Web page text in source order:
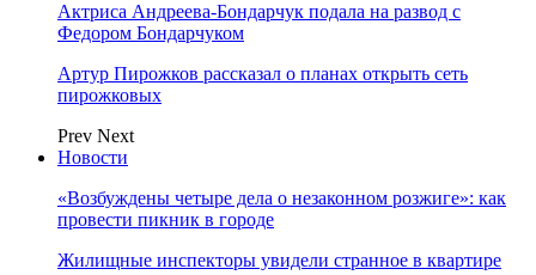
Актриса Андреева-Бондарчук подала на развод с
Федором Бондарчуком
Артур Пирожков рассказал о планах открыть сеть
пирожковых
Prev Next
Новости
«Возбуждены четыре дела о незаконном розжиге»: как
провести пикник в городе
Жилищные инспекторы увидели странное в квартире